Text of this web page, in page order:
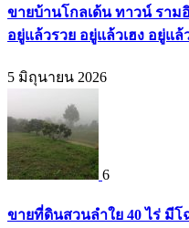
ขายบ้านโกลเด้น ทาวน์ รา
อยู่แล้วรวย อยู่แล้วเฮง อยู่แล้
5 มิถุนายน 2026
6
ขายที่ดินสวนลำใย 40 ไร่ มี